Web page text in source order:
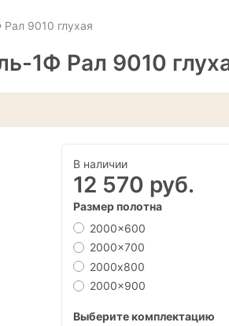
9010 глухая
1Ф Рал 9010
В наличии
12 570 руб.
Размер полотна
2000x600
2000x700
2000х800
2000x900
Выберите комплектацию